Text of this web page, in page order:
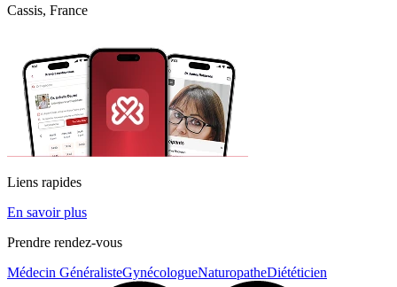
Cassis, France
Liens rapides
En savoir plus
Prendre rendez-vous
Médecin GénéralisteGynécologueNaturopatheDiététicien